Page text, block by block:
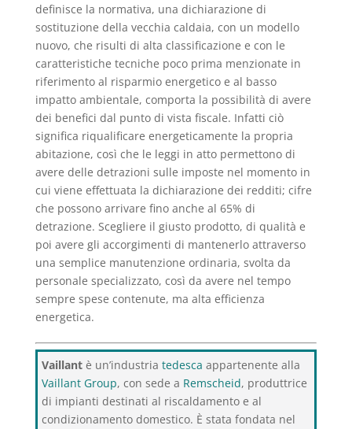
definisce la normativa, una dichiarazione di
sostituzione della vecchia caldaia, con un modello
nuovo, che risulti di alta classificazione e con le
caratteristiche tecniche poco prima menzionate in
riferimento al risparmio energetico e al basso
impatto ambientale, comporta la possibilità di avere
dei benefici dal punto di vista fiscale. Infatti ciò
significa riqualificare energeticamente la propria
abitazione, così che le leggi in atto permettono di
avere delle detrazioni sulle imposte nel momento in
cui viene effettuata la dichiarazione dei redditi; cifre
che possono arrivare fino anche al 65% di
detrazione. Scegliere il giusto prodotto, di qualità e
poi avere gli accorgimenti di mantenerlo attraverso
una semplice manutenzione ordinaria, svolta da
personale specializzato, così da avere nel tempo
sempre spese contenute, ma alta efficienza
energetica.
Vaillantè un’industria tedesca appartenente alla
Vaillant Group, con sede a Remscheid, produttrice
di impianti destinati al riscaldamento e al
condizionamento domestico. È stata fondata nel